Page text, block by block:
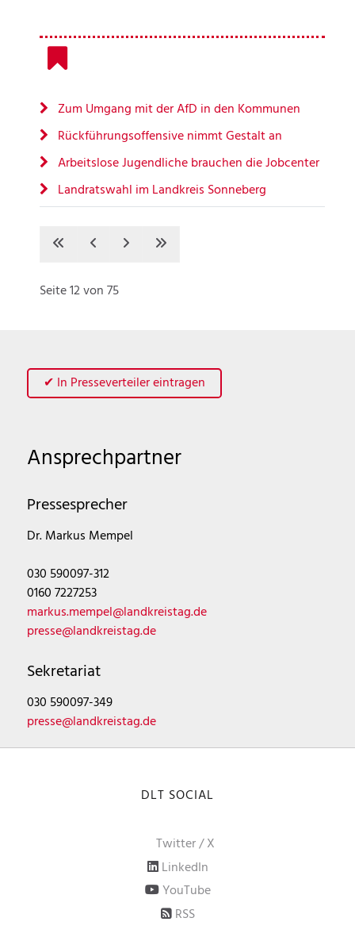
Zum Umgang mit der AfD in den Kommunen
Rückführungsoffensive nimmt Gestalt an
Arbeitslose Jugendliche brauchen die Jobcenter
Landratswahl im Landkreis Sonneberg
Seite 12 von 75
✔ In Presseverteiler eintragen
Ansprechpartner
Pressesprecher
Dr. Markus Mempel
030 590097-312
0160 7227253
markus.mempel@landkreistag.de
presse@landkreistag.de
Sekretariat
030 590097-349
presse@landkreistag.de
DLT SOCIAL
Twitter / X
LinkedIn
YouTube
RSS